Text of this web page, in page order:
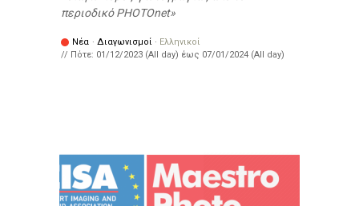
περιοδικό PHOTOnet
Νέα · Διαγωνισμοί · Ελληνικοί
// Πότε: 01/12/2023 (All day) έως 07/01/2024 (All day)